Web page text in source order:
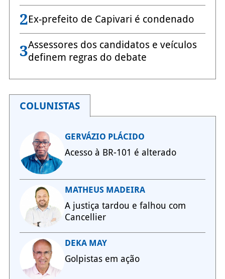
2Ex-prefeito de Capivari é condenado
3Assessores dos candidatos e veículos
definem regras do debate
COLUNISTAS
GERVÁZIO PLÁCIDO
Acesso à BR-101 é alterado
MATHEUS MADEIRA
A justiça tardou e falhou com
Cancellier
DEKA MAY
Golpistas em ação